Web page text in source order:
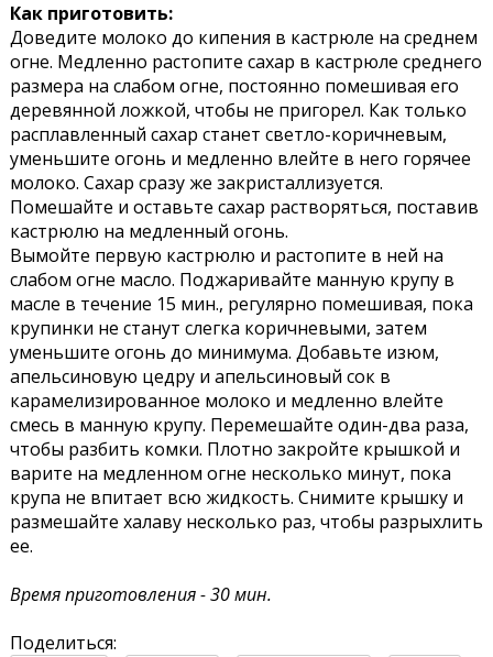
Как приготовить:
Доведите молоко до кипения в кастрюле на среднем
огне. Медленно растопите сахар в кастрюле среднего
размера на слабом огне, постоянно помешивая его
деревянной ложкой, чтобы не пригорел. Как только
расплавленный сахар станет светло-коричневым,
уменьшите огонь и медленно влейте в него горячее
молоко. Сахар сразу же закристаллизуется.
Помешайте и оставьте сахар растворяться, поставив
кастрюлю на медленный огонь.
Вымойте первую кастрюлю и растопите в ней на
слабом огне масло. Поджаривайте манную крупу в
масле в течение 15 мин., регулярно помешивая, пока
крупинки не станут слегка коричневыми, затем
уменьшите огонь до минимума. Добавьте изюм,
апельсиновую цедру и апельсиновый сок в
карамелизированное молоко и медленно влейте
смесь в манную крупу. Перемешайте один-два раза,
чтобы разбить комки. Плотно закройте крышкой и
варите на медленном огне несколько минут, пока
крупа не впитает всю жидкость. Снимите крышку и
размешайте халаву несколько раз, чтобы разрыхлить
ее.
Время приготовления - 30 мин.
Поделиться: